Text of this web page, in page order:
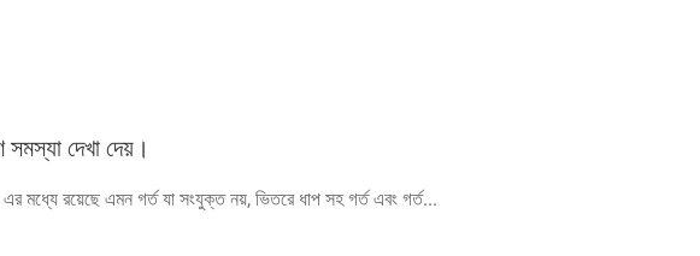
সমস্যা দেখা দেয়।
মধ্যে রয়েছে এমন গর্ত যা সংযুক্ত নয়, ভিতরে ধাপ সহ গর্ত এবং গর্ত...